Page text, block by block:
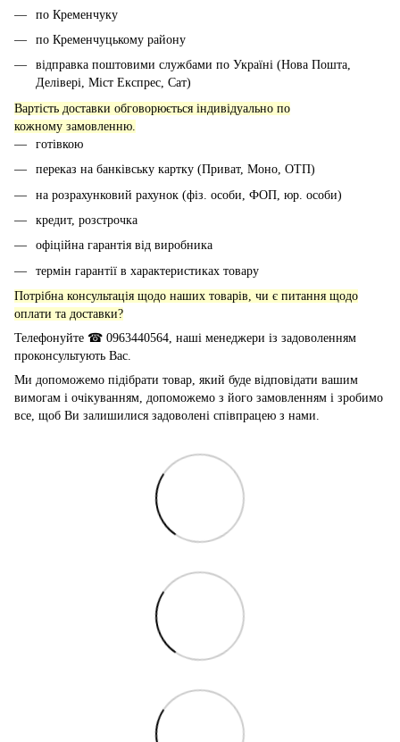
по Кременчуку
по Кременчуцькому району
відправка поштовими службами по Україні (Нова Пошта,
Делівері, Міст Експрес, Сат)
Вартість доставки обговорюється індивідуально по
кожному замовленню.
готівкою
переказ на банківську картку (Приват, Моно, ОТП)
на розрахунковий рахунок (фіз. особи, ФОП, юр. особи)
кредит, розстрочка
офіційна гарантія від виробника
термін гарантії в характеристиках товару
Потрібна консультація щодо наших товарів, чи є питання щодо
оплати та доставки?
Телефонуйте ☎ 0963440564, наші менеджери із задоволенням
проконсультують Вас.
Ми допоможемо підібрати товар, який буде відповідати вашим
вимогам і очікуванням, допоможемо з його замовленням і зробимо
все, щоб Ви залишилися задоволені співпрацею з нами.